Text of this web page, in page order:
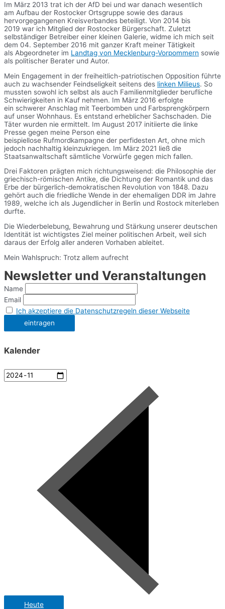
Im März 2013 trat ich der AfD bei und war danach wesentlich
am Aufbau der Rostocker Ortsgruppe sowie des daraus
hervorgegangenen Kreisverbandes beteiligt. Von 2014 bis
2019 war ich Mitglied der Rostocker Bürgerschaft. Zuletzt
selbständiger Betreiber einer kleinen Galerie, widme ich mich seit
dem 04. September 2016 mit ganzer Kraft meiner Tätigkeit
als Abgeordneter im Landtag von Mecklenburg-Vorpommern sowie
als politischer Berater und Autor.
Mein Engagement in der freiheitlich-patriotischen Opposition führte
auch zu wachsender Feindseligkeit seitens des linken Milieus. So
mussten sowohl ich selbst als auch Familienmitglieder berufliche
Schwierigkeiten in Kauf nehmen. Im März 2016 erfolgte
ein schwerer Anschlag mit Teerbomben und Farbsprengkörpern
auf unser Wohnhaus. Es entstand erheblicher Sachschaden. Die
Täter wurden nie ermittelt. Im August 2017 initiierte die linke
Presse gegen meine Person eine
beispiellose Rufmordkampagne der perfidesten Art, ohne mich
jedoch nachhaltig kleinzukriegen. Im März 2021 ließ die
Staatsanwaltschaft sämtliche Vorwürfe gegen mich fallen.
Drei Faktoren prägten mich richtungsweisend: die Philosophie der
griechisch-römischen Antike, die Dichtung der Romantik und das
Erbe der bürgerlich-demokratischen Revolution von 1848. Dazu
gehört auch die friedliche Wende in der ehemaligen DDR im Jahre
1989, welche ich als Jugendlicher in Berlin und Rostock miterleben
durfte.
Die Wiederbelebung, Bewahrung und Stärkung unserer deutschen
Identität ist wichtigstes Ziel meiner politischen Arbeit, weil sich
daraus der Erfolg aller anderen Vorhaben ableitet.
Mein Wahlspruch: Trotz allem aufrecht
Newsletter und Veranstaltungen
Name
Email
Ich akzeptiere die Datenschutzregeln dieser Webseite
Kalender
Heute